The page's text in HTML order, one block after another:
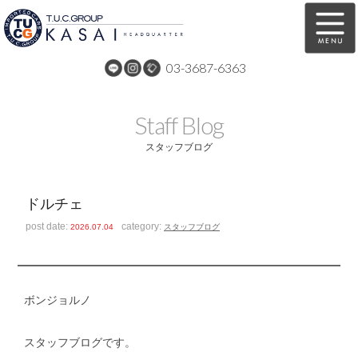
03-3687-6363
全国納車
Staff Blog
スタッフブログ
ドルチェ
post date:2026.07.04 category: スタッフブログ
ボンジョルノ
スタッフブログです。